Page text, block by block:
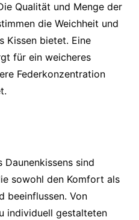
Qualität und Menge der
die Weichheit und
Kissen bietet. Eine
für ein weicheres
Federkonzentration
Daunenkissens sind
sowohl den Komfort als
beeinflussen. Von
individuell gestalteten